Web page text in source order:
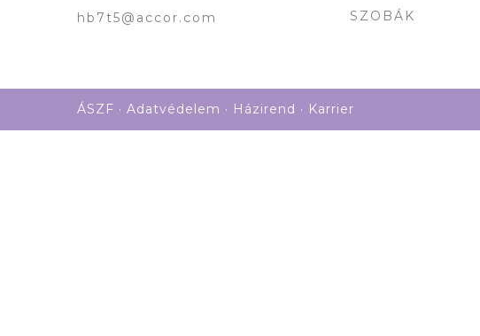
hb7t5@accor.com
SZOBÁK
ÁSZF · Adatvédelem · Házirend · Karrier